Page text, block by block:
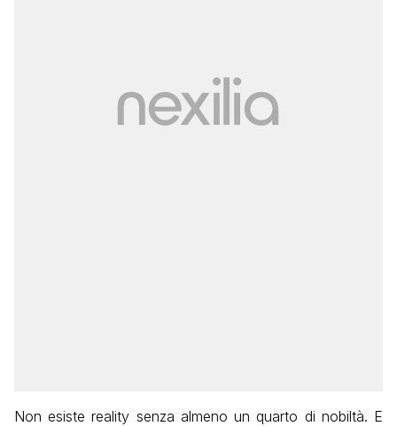
Non esiste reality senza almeno un quarto di nobiltà. E